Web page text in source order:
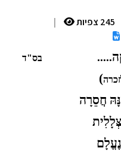
245 צפיות
|
..... בס"ד
)
חֲסֵרָה